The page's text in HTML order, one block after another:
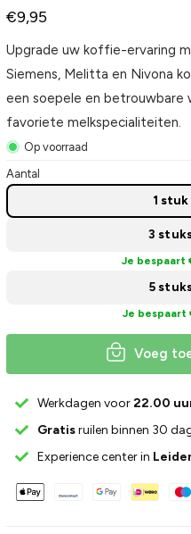
Normale
prijs
€9,95
Upgrade uw koffie-ervaring
Siemens, Melitta en Nivona
een soepele en betrouwbare
favoriete melkspecialiteiten.
Op voorraad
Aantal
1 stuk
3
Je bespaart
5
Je bespaart
Voeg
Werkdagen voor22.00
Gratisruilen binnen 30
Experience center in